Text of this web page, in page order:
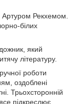
Рекхемом.
білих
який
літературу.⠀
роботи
оздоблені
Трьохсторонній
підкреслює